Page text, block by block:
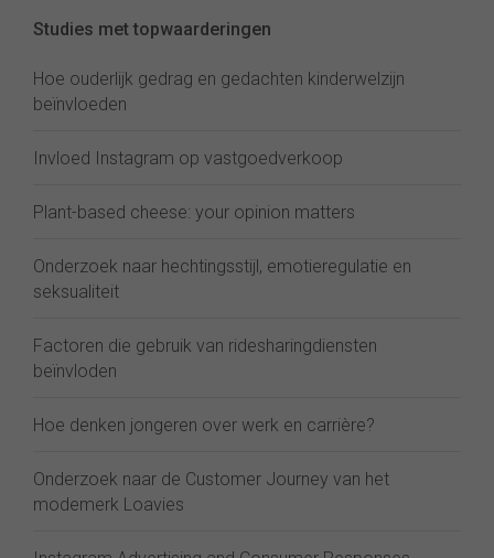
Studies met topwaarderingen
Hoe ouderlijk gedrag en gedachten kinderwelzijn
beïnvloeden
Invloed Instagram op vastgoedverkoop
Plant-based cheese: your opinion matters
Onderzoek naar hechtingsstijl, emotieregulatie en
seksualiteit
Factoren die gebruik van ridesharingdiensten
beïnvloden
Hoe denken jongeren over werk en carrière?
Onderzoek naar de Customer Journey van het
modemerk Loavies